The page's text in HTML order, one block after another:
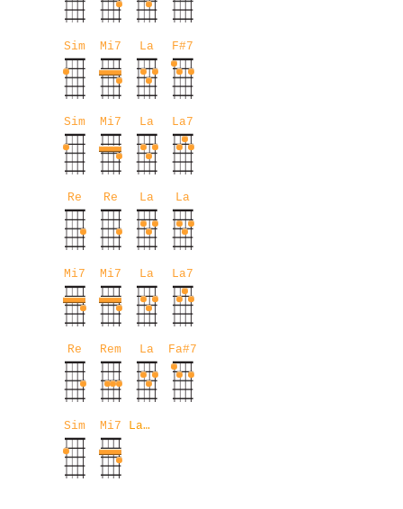
Sim Mi7 La F#7
Sim Mi7 La La7
Re Re La La
Mi7 Mi7 La La7
Re Rem La Fa#7
Sim Mi7 La…